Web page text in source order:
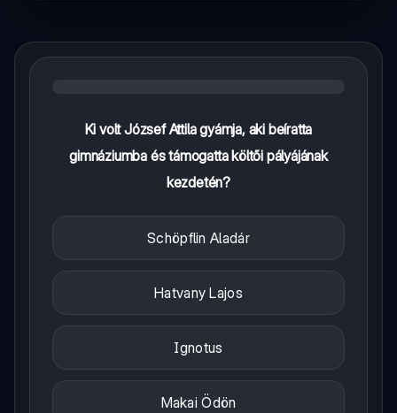
Ki volt József Attila gyámja, aki beíratta
gimnáziumba és támogatta költői pályájának
kezdetén?
Schöpflin Aladár
Hatvany Lajos
Ignotus
Makai Ödön